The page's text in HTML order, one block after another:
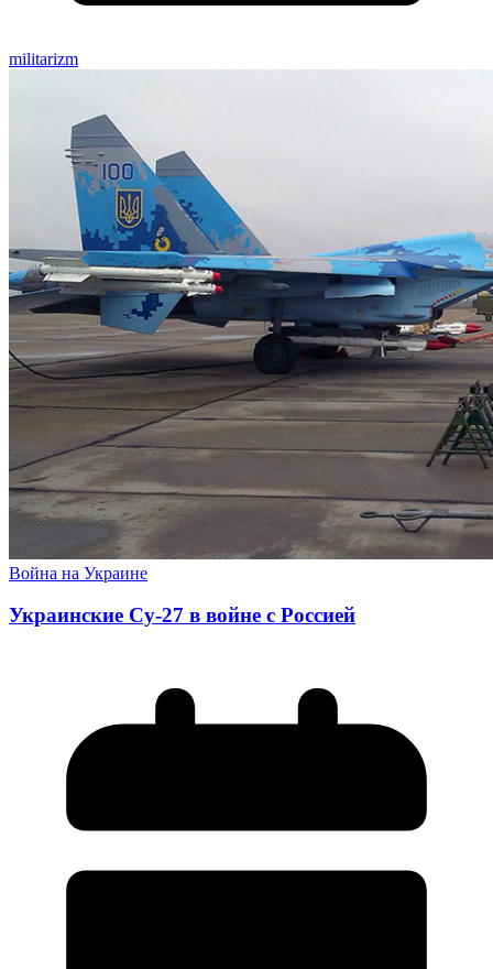
militarizm
Война на Украине
Украинские Су-27 в войне с Россией